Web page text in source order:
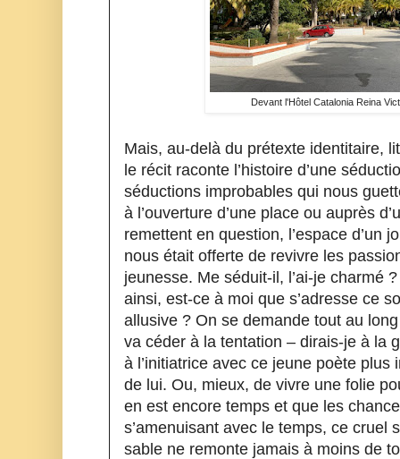
Devant l'Hôtel Catalonia Reina
Mais, au-delà du prétexte identitaire,
le récit raconte l’histoire d’une
séductions improbables qui nous
à l’ouverture d’une place ou auprès
remettent en question, l’espace d’un
nous était offerte de revivre les
jeunesse. Me séduit-il, l’ai-je charmé
ainsi, est-ce à moi que s’adresse ce
allusive ? On se demande tout au
va céder à la tentation – dirais-je à la
à l’initiatrice avec ce jeune poète plus
de lui. Ou, mieux, de vivre une folie
en est encore temps et que les
s’amenuisant avec le temps, ce cruel
sable ne remonte jamais à moins de